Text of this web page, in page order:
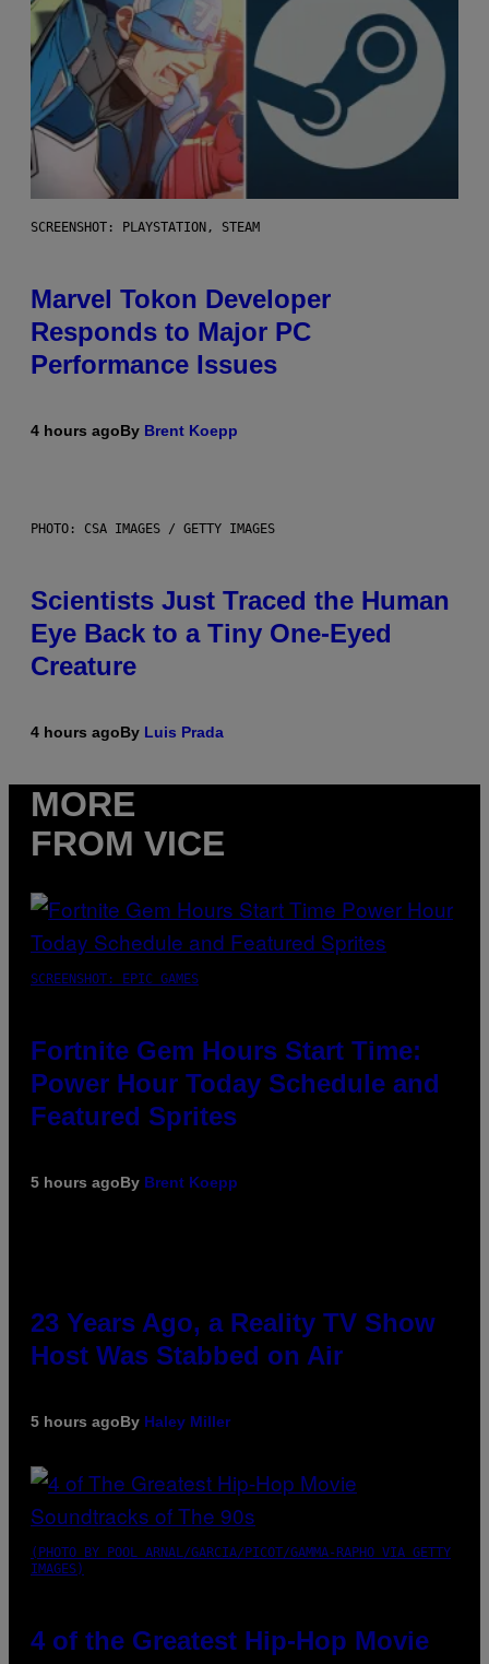
SCREENSHOT: PLAYSTATION, STEAM
Marvel Tokon Developer
Responds to Major PC
Performance Issues
4 hours agoBy Brent Koepp
PHOTO: CSA IMAGES / GETTY IMAGES
Scientists Just Traced the Human
Eye Back to a Tiny One-Eyed
Creature
4 hours agoBy Luis Prada
MORE
FROM VICE
SCREENSHOT: EPIC GAMES
Fortnite Gem Hours Start Time:
Power Hour Today Schedule and
Featured Sprites
5 hours agoBy Brent Koepp
23 Years Ago, a Reality TV Show
Host Was Stabbed on Air
5 hours agoBy Haley Miller
(PHOTO BY POOL ARNAL/GARCIA/PICOT/GAMMA-RAPHO VIA GETTY
IMAGES)
4 of the Greatest Hip-Hop Movie